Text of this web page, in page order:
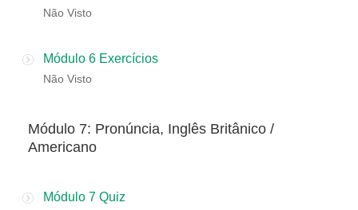
Não Visto
Módulo 6 Exercícios
Não Visto
Módulo 7: Pronúncia, Inglês Britânico /
Americano
Módulo 7 Quiz